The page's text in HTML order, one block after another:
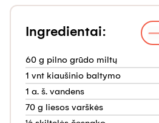
Ingredientai:
60 g pilno grūdo miltų
1 vnt kiaušinio baltymo
1 a. š. vandens
70 g liesos varškės